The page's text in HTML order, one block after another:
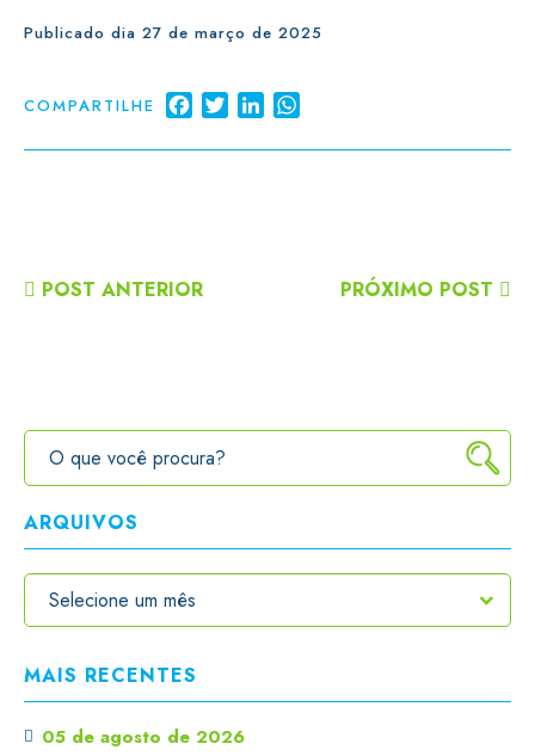
Publicado dia 27 de março de 2025
COMPARTILHE FacebookTwitterLinkedIn
POST ANTERIOR PRÓXIMO POST
ARQUIVOS
MAIS RECENTES
05 de agosto de 2026